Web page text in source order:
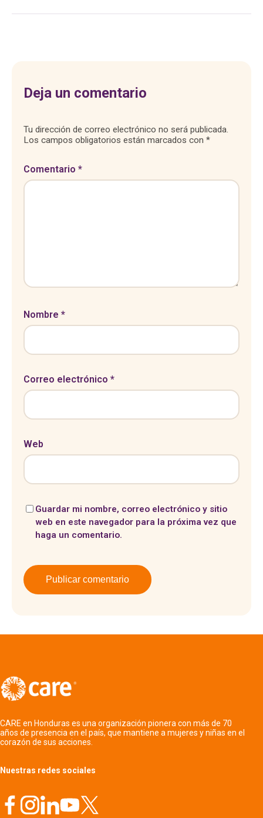
Deja un comentario
Tu dirección de correo electrónico no será publicada.
Los campos obligatorios están marcados con *
Comentario *
Nombre *
Correo electrónico *
Web
Guardar mi nombre, correo electrónico y sitio
web en este navegador para la próxima vez que
haga un comentario.
CARE en Honduras es una organización pionera con más de 70
años de presencia en el país, que mantiene a mujeres y niñas en el
corazón de sus acciones.
Nuestras redes sociales